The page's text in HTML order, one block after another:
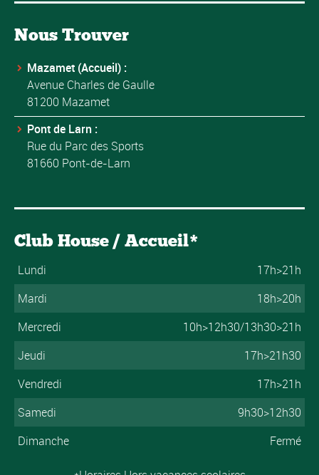
Nous Trouver
Mazamet (Accueil) :
Avenue Charles de Gaulle
81200 Mazamet
Pont de Larn :
Rue du Parc des Sports
81660 Pont-de-Larn
Club House / Accueil*
Lundi
17h>21h
Mardi
18h>20h
Mercredi
10h>12h30/13h30>21h
Jeudi
17h>21h30
Vendredi
17h>21h
Samedi
9h30>12h30
Dimanche
Fermé